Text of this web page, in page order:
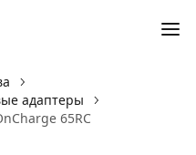
адаптеры
65RC